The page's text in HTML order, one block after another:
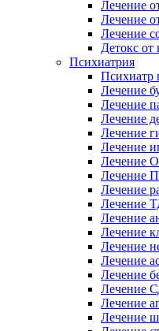
Лечение
Лечение
Лечение
Детокс от
Психиатрия
Психиатр
Лечение
Лечение
Лечение
Лечение
Лечение
Лечение
Лечение
Лечение
Лечение
Лечение
Лечение
Лечение
Лечение
Лечение
Лечение
Лечение
Лечение